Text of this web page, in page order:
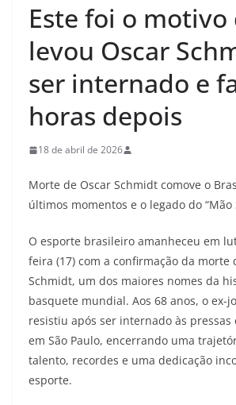
Este foi o motivo
levou Oscar
ser internado e
horas depois
18 de abril de 2026
Morte de Oscar Schmidt comove o
últimos momentos e o legado do “Mão
O esporte brasileiro amanheceu em
feira (17) com a confirmação da morte
Schmidt, um dos maiores nomes da
basquete mundial. Aos 68 anos, o ex-
resistiu após ser internado às
em São Paulo, encerrando uma
talento, recordes e uma dedicação
esporte.